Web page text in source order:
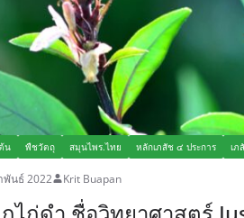
น พืชวัตถุ สมุนไพร.ไทย หลักเภสัช ๔ ประการ เภ
พันธ์ 2022 Krit Buapan